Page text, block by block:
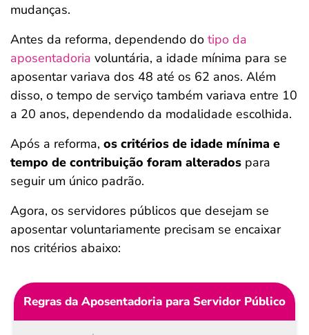
mudanças.
Antes da reforma, dependendo do tipo da
aposentadoria voluntária, a idade mínima para se
aposentar variava dos 48 até os 62 anos. Além
disso, o tempo de serviço também variava entre 10
a 20 anos, dependendo da modalidade escolhida.
Após a reforma, os critérios de idade mínima e
tempo de contribuição foram alterados para
seguir um único padrão.
Agora, os servidores públicos que desejam se
aposentar voluntariamente precisam se encaixar
nos critérios abaixo:
Regras da Aposentadoria para Servidor Público